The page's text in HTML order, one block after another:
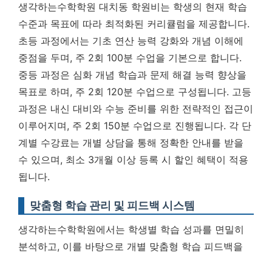
생각하는수학학원 대치동 학원비는 학생의 현재 학습
수준과 목표에 따라 최적화된 커리큘럼을 제공합니다.
초등 과정에서는 기초 연산 능력 강화와 개념 이해에
중점을 두며, 주 2회 100분 수업을 기본으로 합니다.
중등 과정은 심화 개념 학습과 문제 해결 능력 향상을
목표로 하며, 주 2회 120분 수업으로 구성됩니다. 고등
과정은 내신 대비와 수능 준비를 위한 전략적인 접근이
이루어지며, 주 2회 150분 수업으로 진행됩니다. 각 단
계별 수강료는 개별 상담을 통해 정확한 안내를 받을
수 있으며, 최소 3개월 이상 등록 시 할인 혜택이 적용
됩니다.
맞춤형 학습 관리 및 피드백 시스템
생각하는수학학원에서는 학생별 학습 성과를 면밀히
분석하고, 이를 바탕으로 개별 맞춤형 학습 피드백을